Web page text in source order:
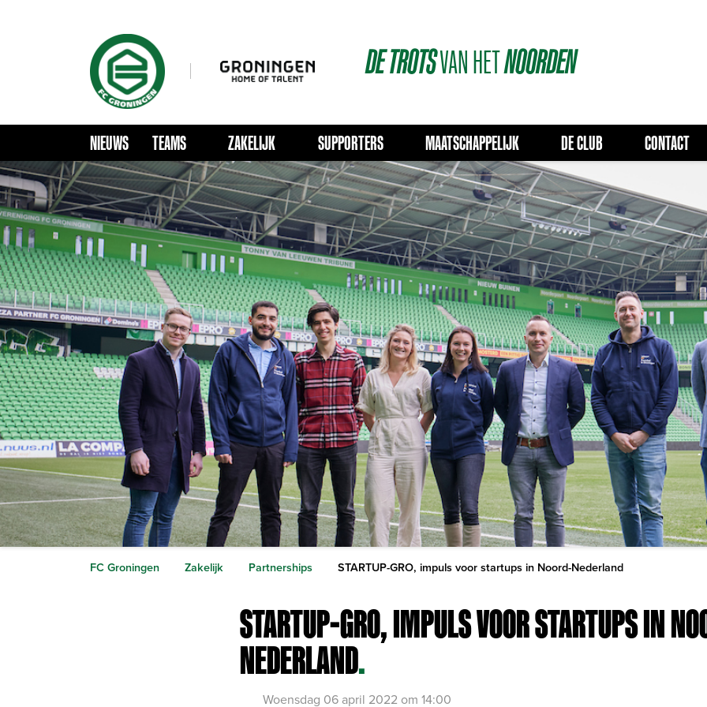
DETROTSVANHETNOORDEN
NIEUWS TEAMS ZAKELIJK SUPPORTERS MAATSCHAPPELIJK DE CLUB CONTACT
FC Groningen Zakelijk Partnerships STARTUP-GRO, impuls voor startups in Noord-Nederland
STARTUP-GRO, IMPULS VOOR STARTUPS IN
NEDERLAND.
Woensdag 06 april 2022 om 14:00